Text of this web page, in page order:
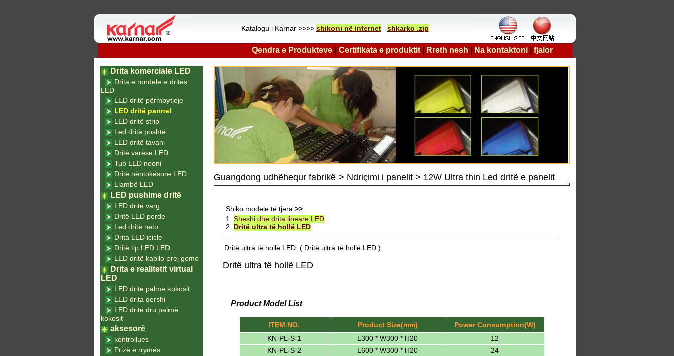
Katalogu i Karnar >>>> shikoni në internet shkarko .zip
Qendra e Produkteve Certifikata e produktit Rreth nesh Na kontaktoni fjalor
Guangdong udhëhequr fabrikë > Ndriçimi i panelit > 12W Ultra thin Led dritë e panelit
Shiko modele të tjera >>
1. Sheshi dhe drita lineare LED
2. Dritë ultra të hollë LED
Dritë ultra të hollë LED. ( Dritë ultra të hollë LED )
Dritë ultra të hollë LED
Product Model List
ITEM NO. Product Size(mm)
Power Consumption(W)
KN-PL-S-1
L300 * W300 * H20
12
KN-PL-S-2
L600 * W300 * H20
24
Drita komerciale LED
Drita e rondele e dritës
LED
LED dritë përmbytjeje
LED dritë pannel
LED dritë strip
Led dritë poshtë
LED dritë tavani
Dritë varëse LED
Tub LED neoni
Dritë nëntokësore LED
Llambë LED
LED pushime dritë
LED dritë varg
Dritë LED perde
Led dritë neto
Drita LED icicle
Dritë tip LED LED
LED dritë kabllo prej gome
Drita e realitetit virtual
LED
LED dritë palme kokosit
LED drita qershi
LED dritë dru palmë
kokosit
aksesorë
kontrollues
Prizë e rrymës